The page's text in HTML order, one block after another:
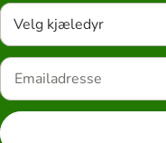
Velg kjæledyr